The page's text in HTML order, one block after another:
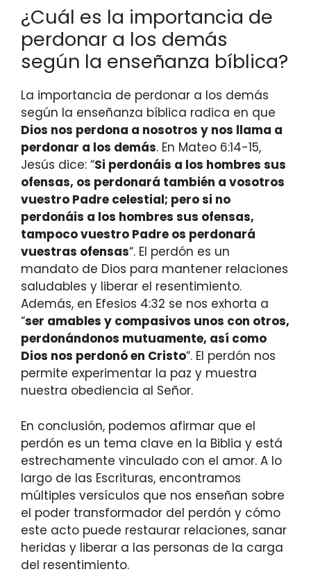
¿Cuál es la importancia de
perdonar a los demás
según la enseñanza bíblica?
La importancia de perdonar a los demás
según la enseñanza bíblica radica en que
Dios nos perdona a nosotros y nos llama a
perdonar a los demás. En Mateo 6:14-15,
Jesús dice: “Si perdonáis a los hombres sus
ofensas, os perdonará también a vosotros
vuestro Padre celestial; pero si no
perdonáis a los hombres sus ofensas,
tampoco vuestro Padre os perdonará
vuestras ofensas“. El perdón es un
mandato de Dios para mantener relaciones
saludables y liberar el resentimiento.
Además, en Efesios 4:32 se nos exhorta a
“ser amables y compasivos unos con otros,
perdonándonos mutuamente, así como
Dios nos perdonó en Cristo“. El perdón nos
permite experimentar la paz y muestra
nuestra obediencia al Señor.
En conclusión, podemos afirmar que el
perdón es un tema clave en la Biblia y está
estrechamente vinculado con el amor. A lo
largo de las Escrituras, encontramos
múltiples versículos que nos enseñan sobre
el poder transformador del perdón y cómo
este acto puede restaurar relaciones, sanar
heridas y liberar a las personas de la carga
del resentimiento.